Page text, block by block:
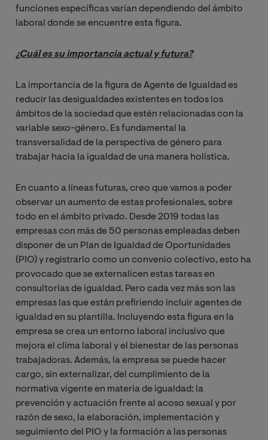
funciones específicas varían dependiendo del ámbito
laboral donde se encuentre esta figura.
¿Cuál es su importancia actual y futura?
La importancia de la figura de Agente de Igualdad es
reducir las desigualdades existentes en todos los
ámbitos de la sociedad que estén relacionadas con la
variable sexo-género. Es fundamental la
transversalidad de la perspectiva de género para
trabajar hacia la igualdad de una manera holística.
En cuanto a líneas futuras, creo que vamos a poder
observar un aumento de estas profesionales, sobre
todo en el ámbito privado. Desde 2019 todas las
empresas con más de 50 personas empleadas deben
disponer de un Plan de Igualdad de Oportunidades
(PIO) y registrarlo como un convenio colectivo, esto ha
provocado que se externalicen estas tareas en
consultorías de igualdad. Pero cada vez más son las
empresas las que están prefiriendo incluir agentes de
igualdad en su plantilla. Incluyendo esta figura en la
empresa se crea un entorno laboral inclusivo que
mejora el clima laboral y el bienestar de las personas
trabajadoras. Además, la empresa se puede hacer
cargo, sin externalizar, del cumplimiento de la
normativa vigente en materia de igualdad: la
prevención y actuación frente al acoso sexual y por
razón de sexo, la elaboración, implementación y
seguimiento del PIO y la formación a las personas